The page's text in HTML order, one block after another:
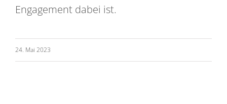
Engagement dabei ist.
24. Mai 2023